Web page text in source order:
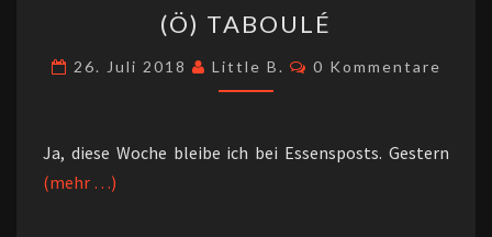
TABOULÉ
(Ö) TABOULÉ
26. Juli 2018 Little B. Kommentare
0 Kommentare
Ja, diese Woche bleibe ich bei Essensposts. Gestern
(mehr …)